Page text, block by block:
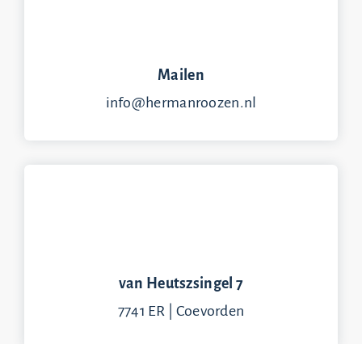
Mailen
info@hermanroozen.nl
van Heutszsingel 7
7741 ER | Coevorden